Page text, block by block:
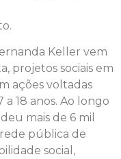
.
Keller vem
projetos sociais em
ações voltadas
18 anos. Ao longo
mais de 6 mil
rede pública de
social ,